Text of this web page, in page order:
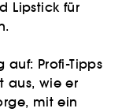
Lipstick für
auf: Profi-Tipps
aus, wie er
mit ein